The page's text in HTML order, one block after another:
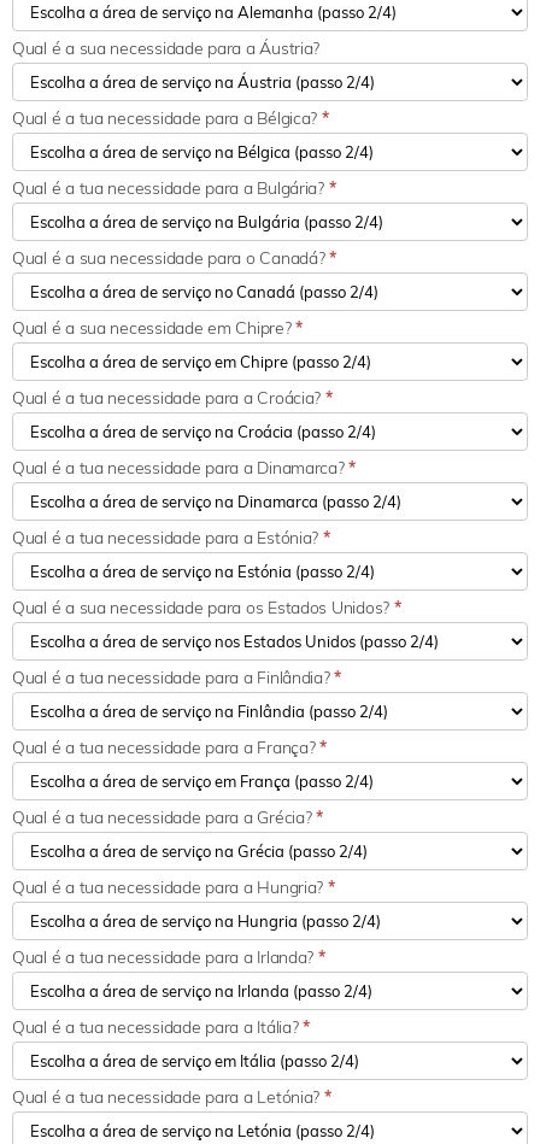
Qual é a sua necessidade para a Áustria?
Qual é a tua necessidade para a Bélgica? *
Qual é a tua necessidade para a Bulgária? *
Qual é a sua necessidade para o Canadá?*
Qual é a sua necessidade em Chipre?*
Qual é a tua necessidade para a Croácia? *
Qual é a tua necessidade para a Dinamarca?*
Qual é a tua necessidade para a Estónia? *
Qual é a sua necessidade para os Estados Unidos? *
Qual é a tua necessidade para a Finlândia?*
Qual é a tua necessidade para a França?*
Qual é a tua necessidade para a Grécia?*
Qual é a tua necessidade para a Hungria? *
Qual é a tua necessidade para a Irlanda? *
Qual é a tua necessidade para a Itália?*
Qual é a tua necessidade para a Letónia? *